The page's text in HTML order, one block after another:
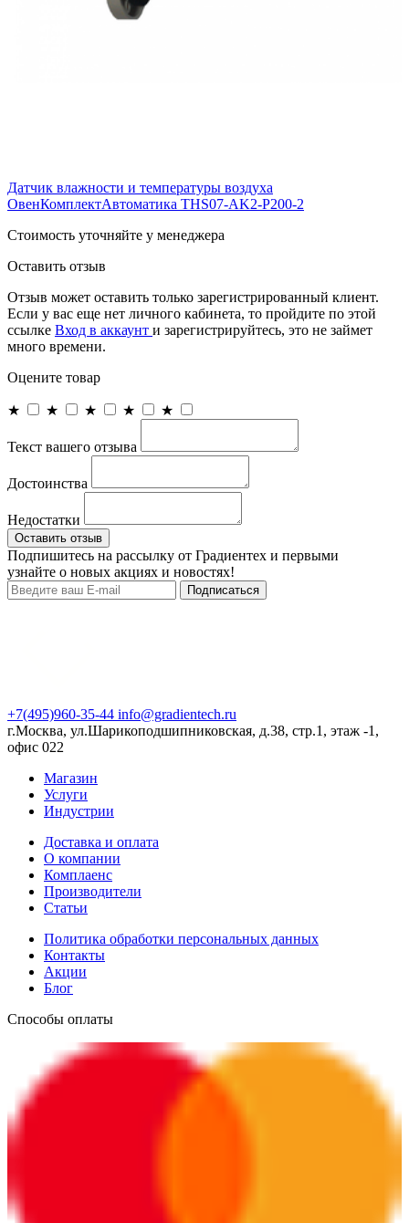
Датчик влажности и температуры воздуха
ОвенКомплектАвтоматика THS07-AK2-P200-2
Cтоимость уточняйте у менеджера
Оставить отзыв
Отзыв может оставить только зарегистрированный клиент.
Если у вас еще нет личного кабинета, то пройдите по этой
ссылке Вход в аккаунт и зарегистрируйтесь, это не займет
много времени.
Оцените товар
★ ★ ★ ★ ★
Текст вашего отзыва
Достоинства
Недостатки
Оставить отзыв
Подпишитесь на рассылку от Градиентех и первыми
узнайте о новых акциях и новостях!
Подписаться
+7(495)960-35-44 info@gradientech.ru
г.Москва, ул.Шарикоподшипниковская, д.38, стр.1, этаж -1,
офис 022
Магазин
Услуги
Индустрии
Доставка и оплата
О компании
Комплаенс
Производители
Статьи
Политика обработки персональных данных
Контакты
Акции
Блог
Способы оплаты